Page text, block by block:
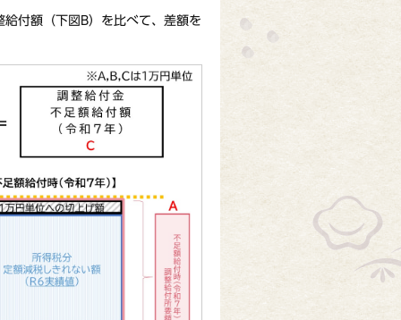
付額（下図B）を比べて、差額を